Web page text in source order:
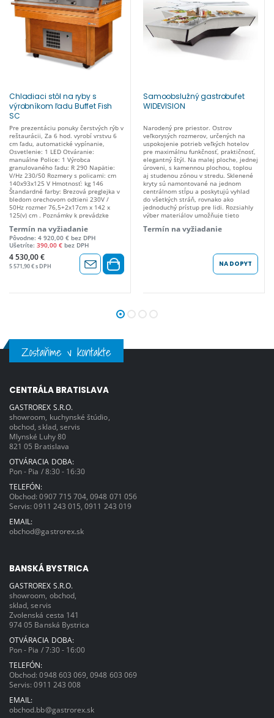
Chladiaci stôl na ryby s
výrobníkom ľadu Buffet Fish
SC
Pre prezentáciu ponuky čerstvých rýb v
reštaurácii, Za 6 hod. vyrobí vrstvu 6
cm ľadu, automatické vypínanie,
Osvetlenie: 1 LED Otváranie:
manuálne Police: 1 Výrobca
granulovaného ľadu: R 290 Napätie:
V/Hz 230/50 Rozmery s policami: cm
140x93x125 V Hmotnosť: kg 146
Štandardné farby: Brezová preglejka v
bledom orechovom odtieni 230V /
50Hz rozmer 76,5+2x17cm x 142 x
125(v) cm . Poznámky k prevádzke
zdroj tepla a je potrebné pripojenie na
prívod vody. Pre zaistenie správnej
prevádzky nesmie mať teplota
privádzanej vody vyššiu ako 20 °C. .
Kartónové balenie Rozmery
kartónového balenia: cm 150x80x146
Termín na vyžiadanie
Pôvodne: 4 920,00 € bez DPH
Ušetríte: 390,00 € bez DPH
4 530,00 €
5 571,90 € s DPH
Samoobslužný gastrobufet
WIDEVISION
Narodený pre priestor. Ostrov
veľkorysých rozmerov, určených na
uspokojenie potrieb veľkých hotelov
pre maximálnu funkčnosť, praktičnosť,
elegantný štýl. Na malej ploche, jednej
úroveni, s kamennou plochou, toplou
aj studenou zónou v stredu. Sklenené
kryty sú namontované na jednom
centrálnom stĺpu a poskytujú vyhlad
do všetkých stráň, rovnako ako
jednoduchý prístup pre lidi. Rozsiahly
výber materiálov umožňuje tieto
všetkým interiérom a štylom: masívne
navyše voliteľné materiály a zákazkové
laky. Pracovná doska je osvetlená LED
osvetlením, aby potraviny zostali pri
Termín na vyžiadanie
NA DOPYT
Zostaňme v kontakte
CENTRÁLA BRATISLAVA
GASTROREX S.R.O.
showroom, kuchynské štúdio,
obchod, sklad, servis
Mlynské Luhy 80
821 05 Bratislava
OTVÁRACIA DOBA:
Pon - Pia / 8:30 - 16:30
TELEFÓN:
Obchod:0907 715 704,0948 071 056
Servis:0911 243 015,0911 243 019
EMAIL:
obchod@gastrorex.sk
BANSKÁ BYSTRICA
GASTROREX S.R.O.
showroom, obchod,
sklad, servis
Zvolenská cesta 141
974 05 Banská Bystrica
OTVÁRACIA DOBA:
Pon - Pia / 7:30 - 16:00
TELEFÓN:
Obchod:0948 603 069,0948 603 069
Servis:0911 243 008
EMAIL:
obchod.bb@gastrorex.sk